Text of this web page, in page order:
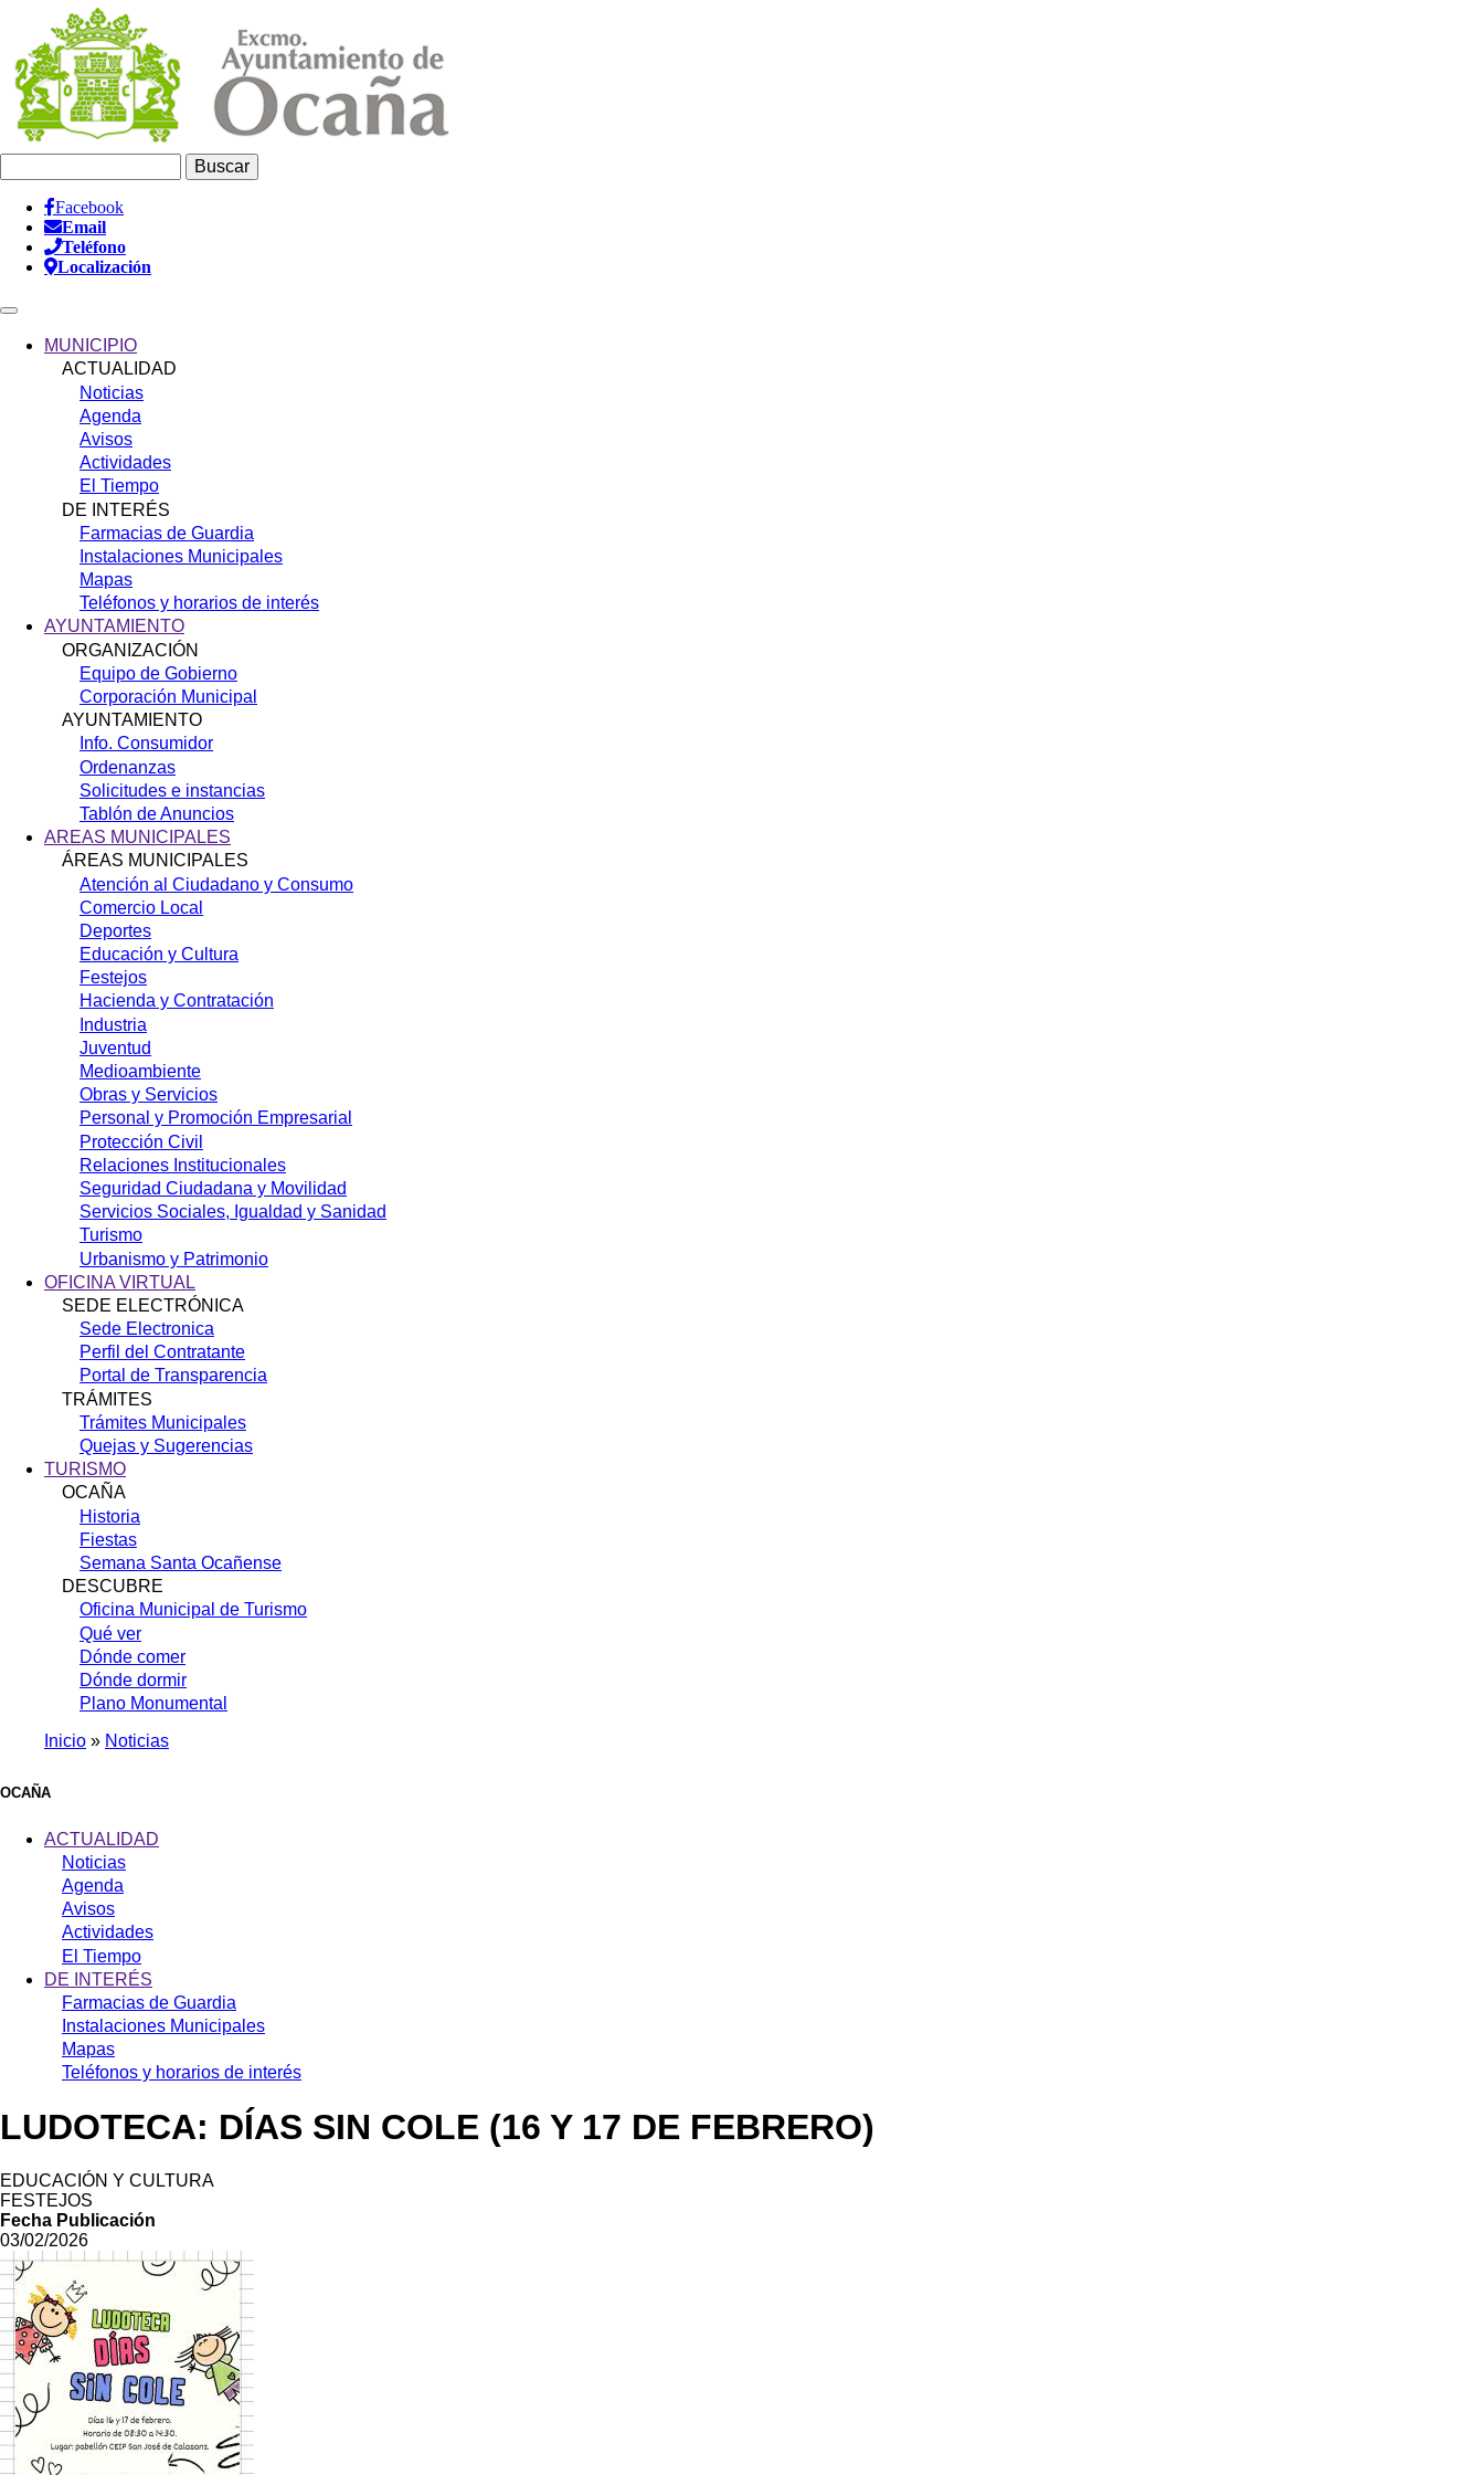
contenido
principal
Información
Header
Facebook
Email
Teléfono
Localización
navigationMUNICIPIO
ACTUALIDAD
Noticias
Agenda
Avisos
Actividades
El Tiempo
DE INTERÉS
Farmacias de Guardia
Instalaciones Municipales
Mapas
Teléfonos y horarios de interés
AYUNTAMIENTO
ORGANIZACIÓN
Equipo de Gobierno
Corporación Municipal
AYUNTAMIENTO
Info. Consumidor
Ordenanzas
Solicitudes e instancias
Tablón de Anuncios
AREAS MUNICIPALES
ÁREAS MUNICIPALES
Atención al Ciudadano y Consumo
Comercio Local
Deportes
Educación y Cultura
Festejos
Hacienda y Contratación
Industria
Juventud
Medioambiente
Obras y Servicios
Personal y Promoción Empresarial
Protección Civil
Relaciones Institucionales
Seguridad Ciudadana y Movilidad
Servicios Sociales, Igualdad y Sanidad
Turismo
Urbanismo y Patrimonio
OFICINA VIRTUAL
SEDE ELECTRÓNICA
Sede Electronica
Perfil del Contratante
Portal de Transparencia
TRÁMITES
Trámites Municipales
Quejas y Sugerencias
TURISMO
OCAÑA
Historia
Fiestas
Semana Santa Ocañense
DESCUBRE
Oficina Municipal de Turismo
Qué ver
Dónde comer
Dónde dormir
Plano Monumental
enlaces
de
ayuda
navegación
Inicio Noticias
OCAÑA
ACTUALIDAD
Noticias
Agenda
Avisos
Actividades
El Tiempo
DE INTERÉS
Farmacias de Guardia
Instalaciones Municipales
Mapas
Teléfonos y horarios de interés
LUDOTECA: DÍAS SIN COLE (16 Y 17 DE FEBRERO)
EDUCACIÓN Y CULTURA
FESTEJOS
Fecha Publicación
03/02/2026